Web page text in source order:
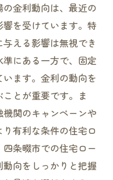
金利動向は、最近の
を受けています。特
える影響は無視でき
にある一方で、固定
ます。金利の動向を
とが重要です。ま
関のキャンペーンや
有利な条件の住宅ロ
条畷市での住宅ロー
向をしっかりと把握